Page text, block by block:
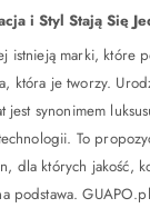
i Styl Stają Się
istnieją marki, które
która je tworzy.
jest synonimem
To
dla których jakość,
podstawa.